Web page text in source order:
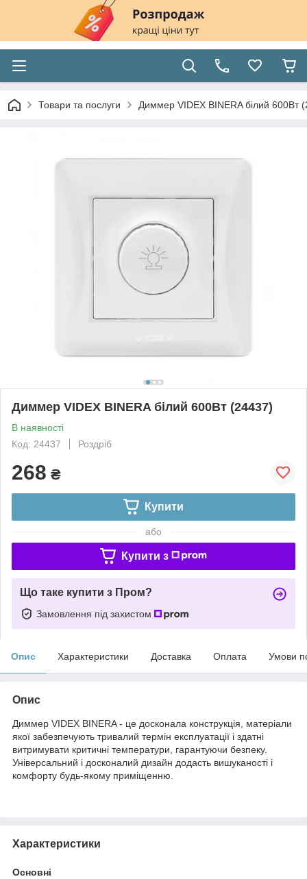
Товари та послуги Диммер VIDEX BINERA білий 600Вт
Диммер VIDEX BINERA білий 600Вт (24437)
В наявності
Код: 24437
Роздріб
268 ₴
Купити
або
Купити з
Що таке купити з Пром?
Замовлення під захистом
Опис Характеристики Доставка Оплата Умови
Опис
Диммер VIDEX BINERA - це досконала конструкція, матеріали
якої забезпечують тривалий термін експлуатації і здатні
витримувати критичні температури, гарантуючи безпеку.
Універсальний і досконалий дизайн додасть вишуканості і
комфорту будь-якому приміщенню.
Характеристики
Основні